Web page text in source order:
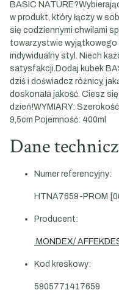
BASIC
w produkt, który łączy w
się codziennymi chwilami
towarzystwie wyjątkowego
indywidualny styl. Niech
satysfakcji.Dodaj kubek
dziś i doświadcz różnicy,
doskonała jakość. Ciesz
dzień!WYMIARY:
9,5cm Pojemność: 400ml
Dane
Numer referencyjny:
HTNA7659-PROM
Producent:
.MONDEX/
Kod kreskowy:
5905771417659